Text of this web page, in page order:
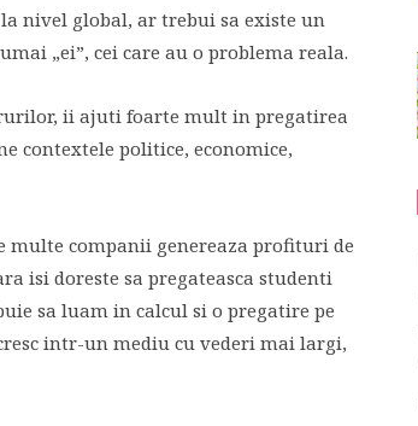
nivel global, ar trebui sa existe un
„ei”, cei care au o problema reala.
ii ajuti foarte mult in pregatirea
contextele politice, economice,
multe companii genereaza profituri de
isi doreste sa pregateasca studenti
sa luam in calcul si o pregatire pe
intr-un mediu cu vederi mai largi,